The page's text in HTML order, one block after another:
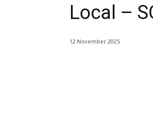
Local –
12 November 2025